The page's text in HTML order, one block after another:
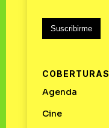
Suscribirme
COBERTURAS
Agenda
Cine